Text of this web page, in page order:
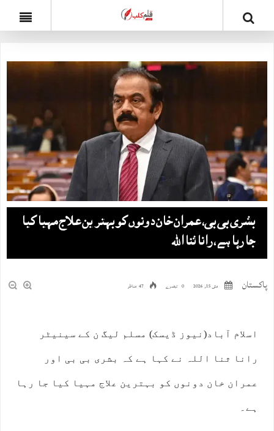
بشری بی بی، عمران خان دونوں کو بہترین علاج مہیا کیا
جا رہا ہے، رانا ثنا اللہ
پاکستان مئی 15, 2026 0 تبصرے 47 مناظر
اسلام آباد(نیوز ڈیسک) مسلم لیگ ن کے سینیٹر
رانا ثنا اللہ نے کہا ہے کہ بشری بی بی اور
عمران خان دونوں کو بہترین علاج مہیا کیا جا رہا
ہے۔